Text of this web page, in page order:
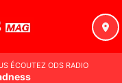
ÉCOUTEZ ODS RADIO